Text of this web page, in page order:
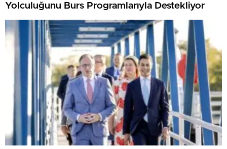
Yolculuğunu Burs Programlarıyla Destekliyor